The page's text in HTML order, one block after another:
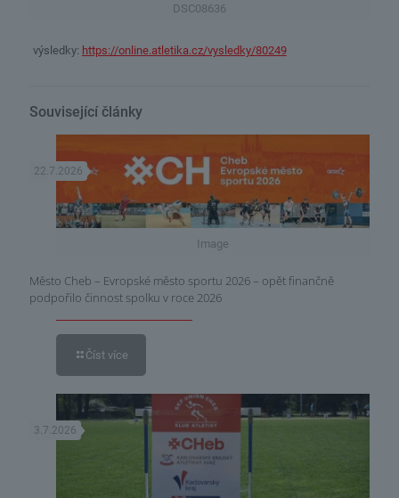
DSC08636
výsledky: https://online.atletika.cz/vysledky/80249
Související články
Image
22.7.2026
Město Cheb – Evropské město sportu 2026 – opět finančně
podpořilo činnost spolku v roce 2026
Číst více
3.7.2026